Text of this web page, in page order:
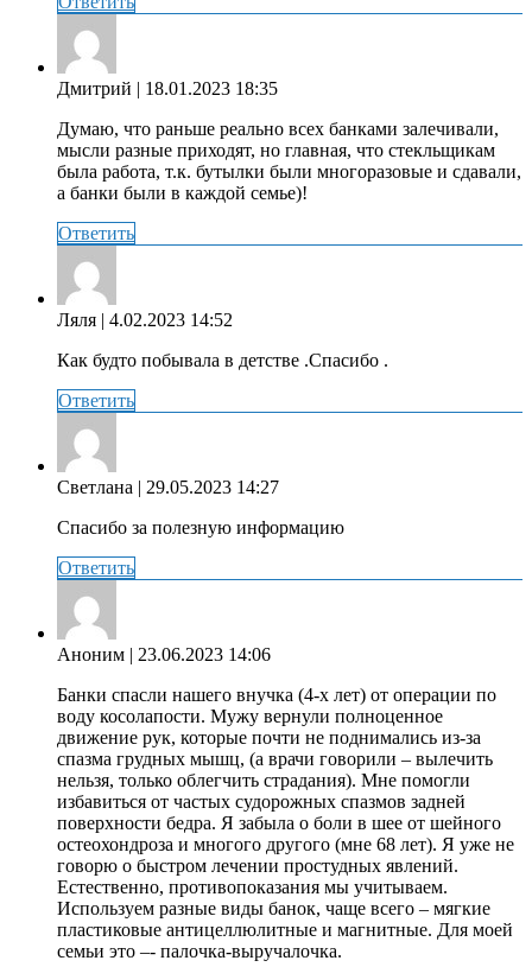
Дмитрий | 18.01.2023 18:35
Думаю, что раньше реально всех банками залечивали,
мысли разные приходят, но главная, что стекльщикам
была работа, т.к. бутылки были многоразовые и сдавали,
а банки были в каждой семье)!
Ответить
Ляля | 4.02.2023 14:52
Как будто побывала в детстве .Спасибо .
Ответить
Светлана | 29.05.2023 14:27
Спасибо за полезную информацию
Ответить
Аноним | 23.06.2023 14:06
Банки спасли нашего внучка (4-х лет) от операции по
воду косолапости. Мужу вернули полноценное
движение рук, которые почти не поднимались из-за
спазма грудных мышц, (а врачи говорили – вылечить
нельзя, только облегчить страдания). Мне помогли
избавиться от частых судорожных спазмов задней
поверхности бедра. Я забыла о боли в шее от шейного
остеохондроза и многого другого (мне 68 лет). Я уже не
говорю о быстром лечении простудных явлений.
Естественно, противопоказания мы учитываем.
Используем разные виды банок, чаще всего – мягкие
пластиковые антицеллюлитные и магнитные. Для моей
семьи это –- палочка-выручалочка.